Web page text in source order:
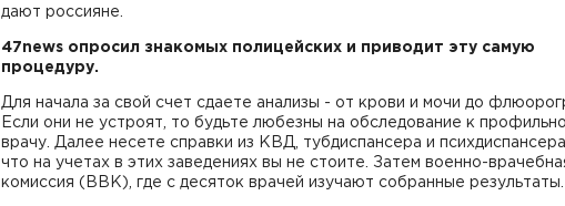
дают россияне.
47news опросил знакомых полицейских и приводит эту самую
процедуру.
Для начала за свой счет сдаете анализы - от крови и мочи до
Если они не устроят, то будьте любезны на обследование к
врачу. Далее несете справки из КВД, тубдиспансера и
что на учетах в этих заведениях вы не стоите. Затем военно-
комиссия (ВВК), где с десяток врачей изучают собранные результаты.